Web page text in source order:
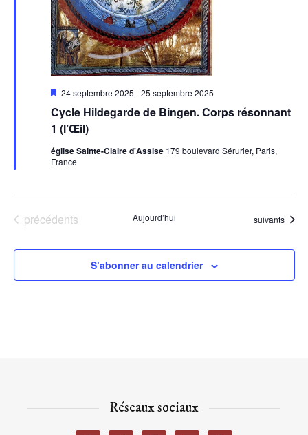
Cycle Hildegarde de Bingen. Corps résonnant
1 (l’Œil)
Mis
avant
24 septembre 2025 -25 septembre 2025
église Sainte-Claire d'Assise 179 boulevard Sérurier, Paris,
France
Évènements
précédents Aujourd’hui Évènements
suivants
S’abonner au calendrier
Réseaux sociaux